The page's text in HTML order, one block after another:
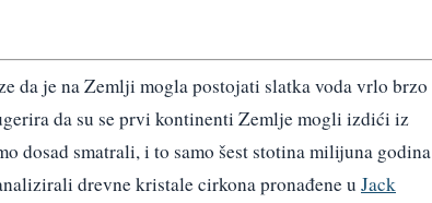
da je na Zemlji mogla postojati slatka voda vrlo brzo
da su se prvi kontinenti Zemlje mogli izdići iz
dosad smatrali, i to samo šest stotina milijuna godina
drevne kristale cirkona pronađene u Jack